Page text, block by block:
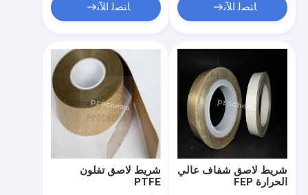
ﺎﺘﺼﻟ ﺍﻶﻧ ﺎﺘﺼﻟ ﺍﻶﻧ
شريط لاصق تفلون
PTFE
شريط لاصق شفاف عالي
الحرارة FEP